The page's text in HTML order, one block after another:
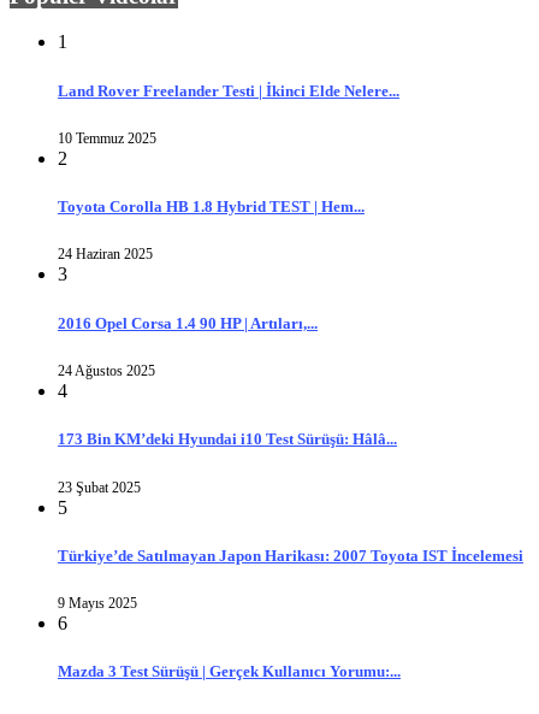
1
Land Rover Freelander Testi | İkinci Elde Nelere...
10 Temmuz 2025
2
Toyota Corolla HB 1.8 Hybrid TEST | Hem...
24 Haziran 2025
3
2016 Opel Corsa 1.4 90 HP | Artıları,...
24 Ağustos 2025
4
173 Bin KM’deki Hyundai i10 Test Sürüşü: Hâlâ...
23 Şubat 2025
5
Türkiye’de Satılmayan Japon Harikası: 2007 Toyota IST İncelemesi
9 Mayıs 2025
6
Mazda 3 Test Sürüşü | Gerçek Kullanıcı Yorumu:...